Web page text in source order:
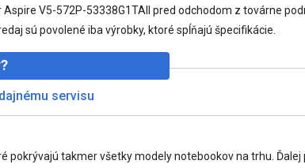
V5-572P-53338G1TAII pred odchodom z továrne
sú povolené iba výrobky, ktoré spĺňajú špecifikácie.
servisu
pokrývajú takmer všetky modely notebookov na trhu. Ďalej